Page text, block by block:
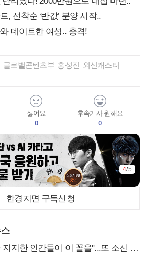
, 선착순 ‘반값’ 분양 시작..
데이트한 여성.. 충격!
글로벌콘텐츠부 홍성진 외신캐스터
싫어요
0
후속기사 원해요
0
4/5
한경지면 구독신청
지한 인간들이 이 꼴을"...또 소신 발언